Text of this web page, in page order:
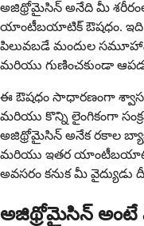
అజిథ్రోమైసిన్ అనేది మీ
యాంటీబయాటిక్ ఔషధం.
పిలువబడే మందుల
మరియు గుణించకుండా
ఈ ఔషధం సాధారణంగా శ్వాసకోశ
మరియు కొన్ని లైంగికంగా
అజిథ్రోమైసిన్ అనేక రకాల
మరియు ఇతర
అవసరం కనుక మీ
అజిథ్రోమైసిన్